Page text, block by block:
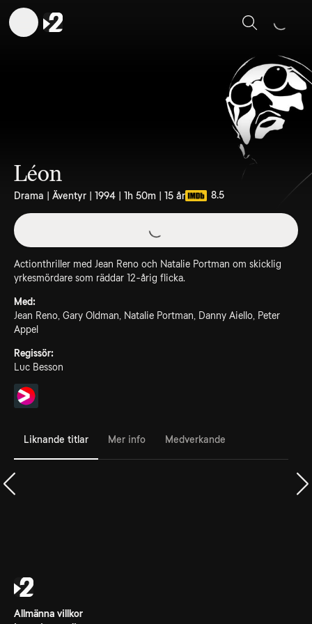
Sök
Léon
Drama | Äventyr | 1994 | 1h 50m | 15 år 8.5
Actionthriller med Jean Reno och Natalie Portman om skicklig
yrkesmördare som räddar 12-årig flicka.
Med:
Jean Reno, Gary Oldman, Natalie Portman, Danny Aiello, Peter
Appel
Regissör:
Luc Besson
Liknande titlar Mer info Medverkande
Allmänna villkor